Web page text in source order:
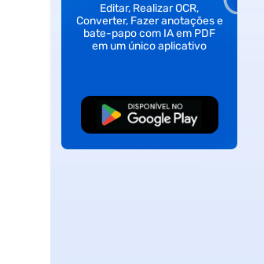
Editar, Realizar OCR,
Converter, Fazer anotações e
bate-papo com IA em PDF
em um único aplicativo
Baixar Grátis